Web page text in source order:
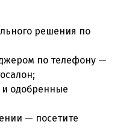
решения по
по телефону —
одобренные
— посетите